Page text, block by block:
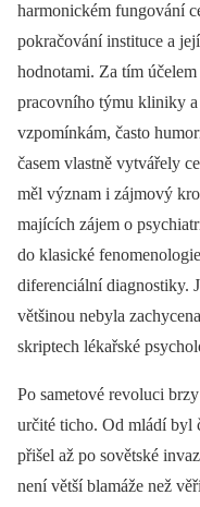
harmonickém fungování
pokračování instituce a
hodnotami. Za tím
pracovního týmu kliniky
vzpomínkám, často
časem vlastně vytvářely
měl význam i zájmový
majících zájem o
do klasické
diferenciální diagnostiky.
většinou nebyla
skriptech lékařské
Po sametové revoluci
určité ticho. Od mládí byl
přišel až po sovětské
není větší blamáže než